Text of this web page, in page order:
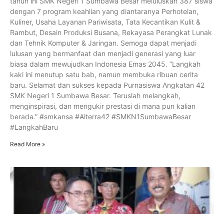
dengan 7 program keahlian yang diantaranya Perhotelan,
Kuliner, Usaha Layanan Pariwisata, Tata Kecantikan Kulit &
Rambut, Desain Produksi Busana, Rekayasa Perangkat Lunak
dan Tehnik Komputer & Jaringan. Semoga dapat menjadi
lulusan yang bermanfaat dan menjadi generasi yang luar
biasa dalam mewujudkan Indonesia Emas 2045. “Langkah
kaki ini menutup satu bab, namun membuka ribuan cerita
baru. Selamat dan sukses kepada Purnasiswa Angkatan 42
SMK Negeri 1 Sumbawa Besar. Teruslah melangkah,
menginspirasi, dan mengukir prestasi di mana pun kalian
berada.” #smkansa #Alterra42 #SMKN1SumbawaBesar
#LangkahBaru
Read More »